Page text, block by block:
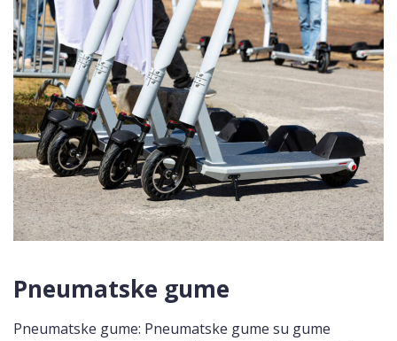
Pneumatske gume
Pneumatske gume: Pneumatske gume su gume